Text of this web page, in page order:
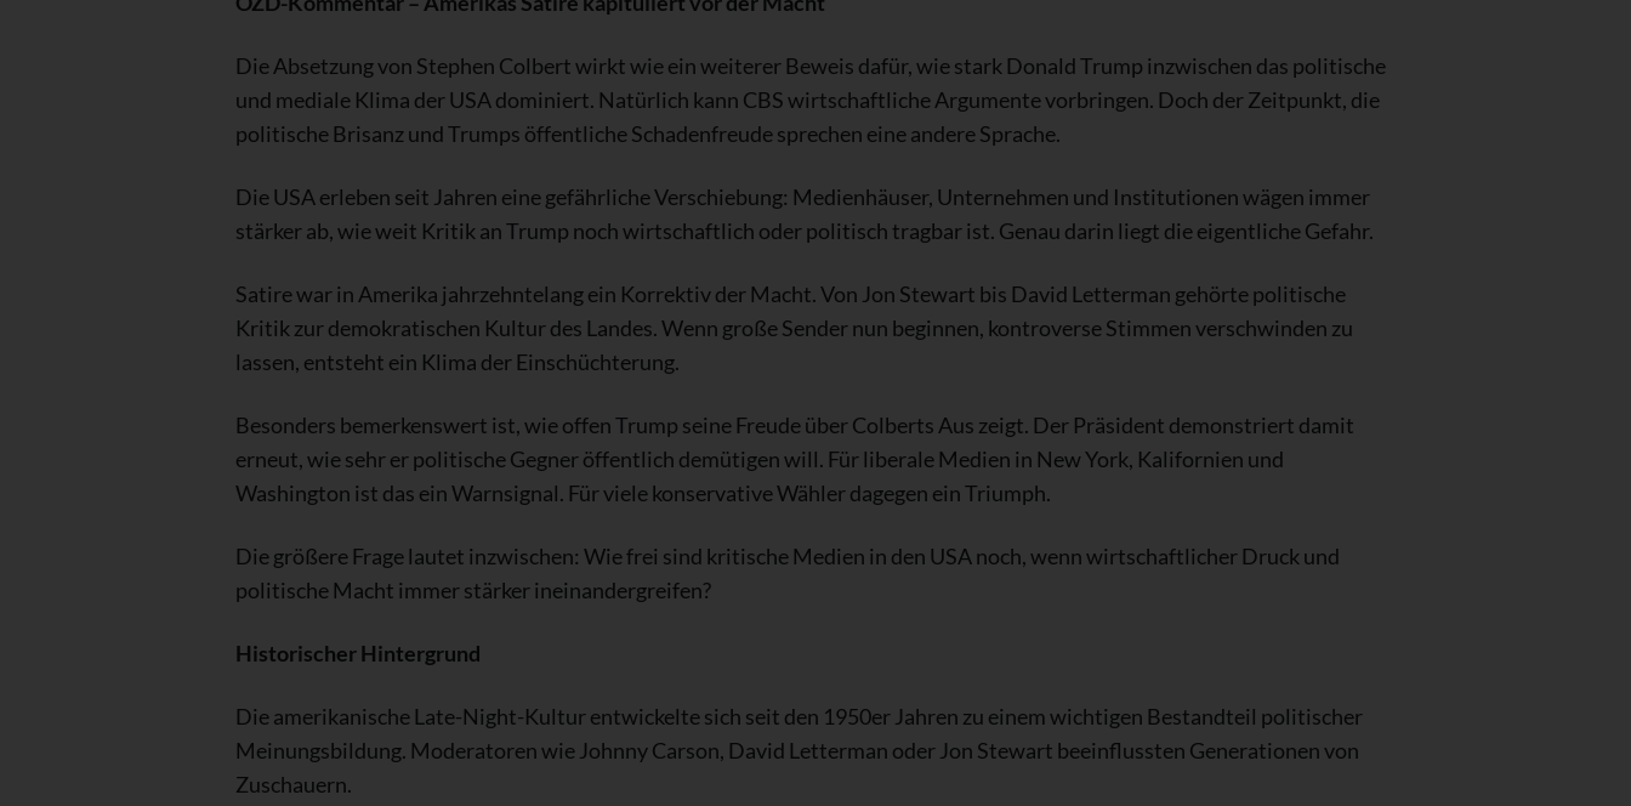
Die Absetzung von Stephen Colbert wirkt wie ein weiterer Beweis dafür, wie stark Donald Trump inzwischen das politische
und mediale Klima der USA dominiert. Natürlich kann CBS wirtschaftliche Argumente vorbringen. Doch der Zeitpunkt, die
politische Brisanz und Trumps öffentliche Schadenfreude sprechen eine andere Sprache.
Die USA erleben seit Jahren eine gefährliche Verschiebung: Medienhäuser, Unternehmen und Institutionen wägen immer
stärker ab, wie weit Kritik an Trump noch wirtschaftlich oder politisch tragbar ist. Genau darin liegt die eigentliche Gefahr.
Satire war in Amerika jahrzehntelang ein Korrektiv der Macht. Von Jon Stewart bis David Letterman gehörte politische
Kritik zur demokratischen Kultur des Landes. Wenn große Sender nun beginnen, kontroverse Stimmen verschwinden zu
lassen, entsteht ein Klima der Einschüchterung.
Besonders bemerkenswert ist, wie offen Trump seine Freude über Colberts Aus zeigt. Der Präsident demonstriert damit
erneut, wie sehr er politische Gegner öffentlich demütigen will. Für liberale Medien in New York, Kalifornien und
Washington ist das ein Warnsignal. Für viele konservative Wähler dagegen ein Triumph.
Die größere Frage lautet inzwischen: Wie frei sind kritische Medien in den USA noch, wenn wirtschaftlicher Druck und
politische Macht immer stärker ineinandergreifen?
Historischer Hintergrund
Die amerikanische Late-Night-Kultur entwickelte sich seit den 1950er Jahren zu einem wichtigen Bestandteil politischer
Meinungsbildung. Moderatoren wie Johnny Carson, David Letterman oder Jon Stewart beeinflussten Generationen von
Zuschauern.